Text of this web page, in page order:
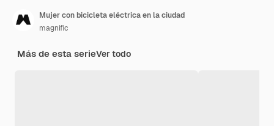
Mujer con bicicleta eléctrica en la ciudad
magnific
Más de esta serieVer todo